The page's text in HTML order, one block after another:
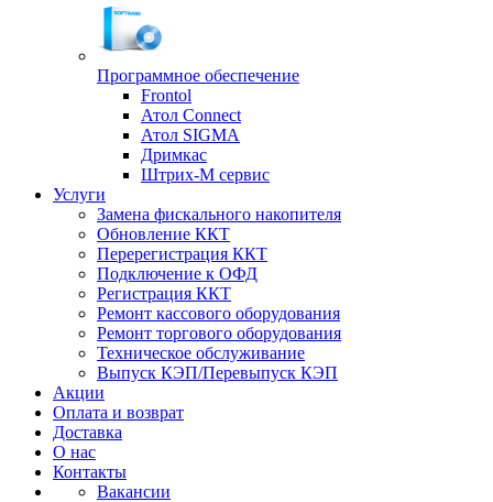
Программное обеспечение
Frontol
Атол Connect
Атол SIGMA
Дримкас
Штрих-М сервис
Услуги
Замена фискального накопителя
Обновление ККТ
Перерегистрация ККТ
Подключение к ОФД
Регистрация ККТ
Ремонт кассового оборудования
Ремонт торгового оборудования
Техническое обслуживание
Выпуск КЭП/Перевыпуск КЭП
Акции
Оплата и возврат
Доставка
О нас
Контакты
Вакансии